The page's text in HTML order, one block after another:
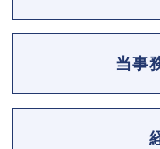
当事